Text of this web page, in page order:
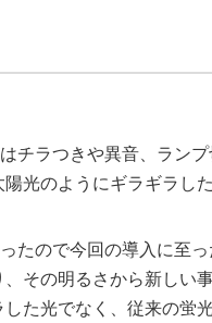
チラつきや異音、ラン
光のようにギラギラし
たので今回の導入に至
その明るさから新しい
た光でなく、従来の蛍